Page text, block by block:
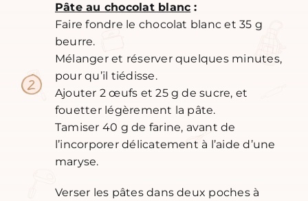
Pâte au chocolat blanc :
Faire fondre le chocolat blanc et 35 g
beurre.
Mélanger et réserver quelques minutes,
pour qu’il tiédisse.
Ajouter 2 œufs et 25 g de sucre, et
fouetter légèrement la pâte.
Tamiser 40 g de farine, avant de
l’incorporer délicatement à l’aide d’une
maryse.
Verser les pâtes dans deux poches à